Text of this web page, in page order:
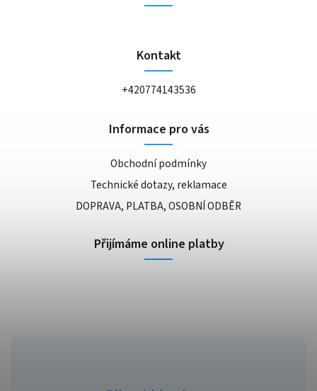
Kontakt
+420774143536
Informace pro vás
Obchodní podmínky
Technické dotazy, reklamace
DOPRAVA, PLATBA, OSOBNÍ ODBĚR
Přijímáme online platby